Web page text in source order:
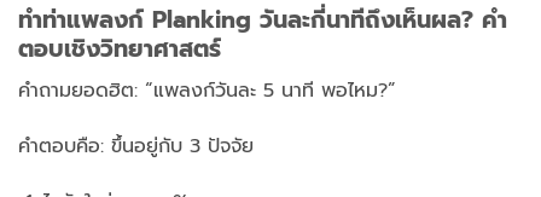
ทำท่าแพลงก์ Planking วันละกี่นาทีถึงเห็นผล? คำ
ตอบเชิงวิทยาศาสตร์
คำถามยอดฮิต: “แพลงก์วันละ 5 นาที พอไหม?”
คำตอบคือ: ขึ้นอยู่กับ 3 ปัจจัย